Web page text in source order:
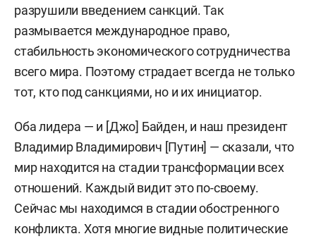
разрушили введением санкций. Так
размывается международное право,
стабильность экономического сотрудничества
всего мира. Поэтому страдает всегда не только
тот, кто под санкциями, но и их инициатор.
Оба лидера — и [Джо] Байден, и наш президент
Владимир Владимирович [Путин] — сказали, что
мир находится на стадии трансформации всех
отношений. Каждый видит это по-своему.
Сейчас мы находимся в стадии обостренного
конфликта. Хотя многие видные политические